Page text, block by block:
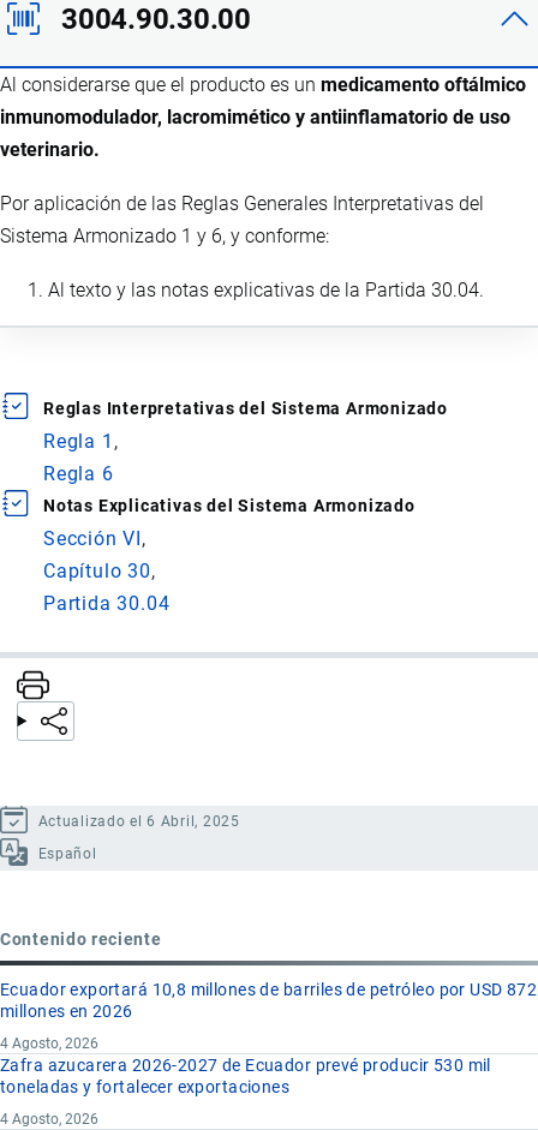
3004.90.30.00
Al considerarse que el producto es un medicamento oftálmico
inmunomodulador, lacromimético y antiinflamatorio de uso
veterinario.
Por aplicación de las Reglas Generales Interpretativas del
Sistema Armonizado 1 y 6, y conforme:
Al texto y las notas explicativas de la Partida 30.04.
Reglas Interpretativas del Sistema Armonizado
Regla 1
Regla 6
Notas Explicativas del Sistema Armonizado
Sección VI
Capítulo 30
Partida 30.04
Actualizado el 6 Abril, 2025
Español
Contenido reciente
Ecuador exportará 10,8 millones de barriles de petróleo por USD 872
millones en 2026
4 Agosto, 2026
Zafra azucarera 2026-2027 de Ecuador prevé producir 530 mil
toneladas y fortalecer exportaciones
4 Agosto, 2026